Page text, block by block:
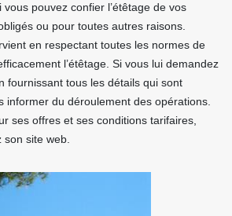
pouvez confier l’étêtage de vos
ou pour toutes autres raisons.
en respectant toutes les normes de
l’étêtage. Si vous lui demandez
fournissant tous les détails qui sont
informer du déroulement des opérations.
ses offres et ses conditions tarifaires,
site web.